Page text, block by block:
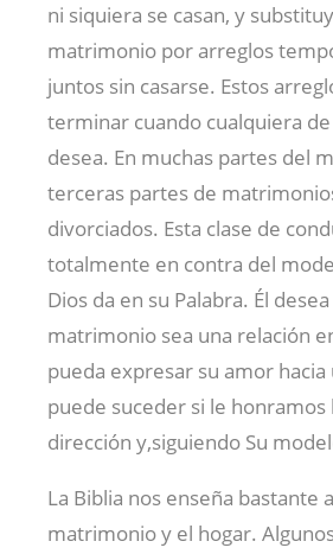
ni siquiera se casan, y
matrimonio por arreglos
juntos sin casarse. Estos
terminar cuando cualquiera de
desea. En muchas partes del
terceras partes de
divorciados. Esta clase de
totalmente en contra del
Dios da en su Palabra. Él
matrimonio sea una relación
pueda expresar su amor hacia
puede suceder si le honramos
dirección y,siguiendo Su
La Biblia nos enseña bastante
matrimonio y el hogar.